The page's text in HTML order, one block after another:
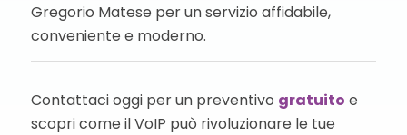
Gregorio Matese per un servizio affidabile,
conveniente e moderno.
Contattaci oggi per un preventivo gratuito e
scopri come il VoIP può rivoluzionare le tue